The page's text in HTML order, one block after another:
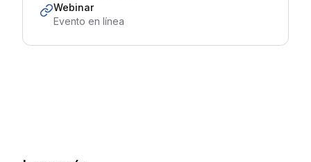
Webinar
Evento en línea